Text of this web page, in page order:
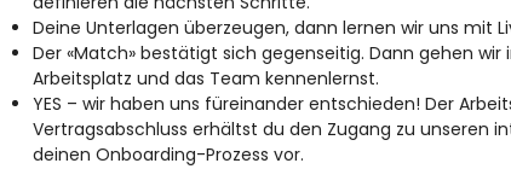
Deine Unterlagen überzeugen, dann lernen wir uns mit
Der «Match» bestätigt sich gegenseitig. Dann gehen
Arbeitsplatz und das Team kennenlernst.
YES – wir haben uns füreinander entschieden! Der
Vertragsabschluss erhältst du den Zugang zu unseren
deinen Onboarding-Prozess vor.